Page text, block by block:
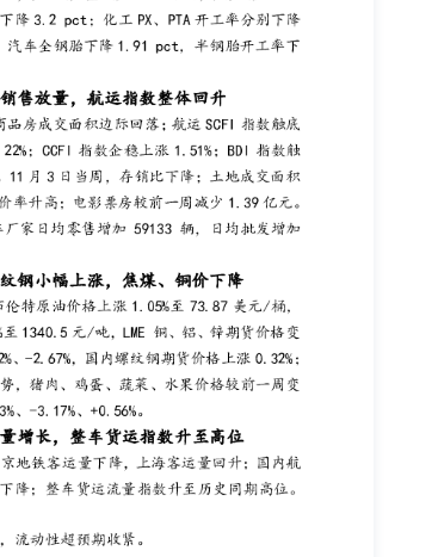
3：螺纹钢产量持续下降 图表4：半钢胎开工率高位稳中有
面积边际回落，存销比下降；土地成交面积增加，住宅
平方米，较前一周减少126.8万平方米。11月3日当周，10
市供应土地占地面积为3553.73万平方米，较前一周增加
升高0.42。 电影票房：较前一周减少1.39亿元。11月3日
表5：11.10当周商品房成交面积边际回落 图表6：11.03当
价率升高 图表8：11.03当周电影票房环比减少1.39亿元
辆。10月31日当周，全国乘用车厂家日均零售销量137413
较前一周增加102954辆。 图表9：10.31当周乘用车日均零
辆 航运指数：SCFI指数触底后连升三周，周上涨1.22%；
。11月8日当周，上海出口集装箱运价指数（SCFI）录得
录得1388.22点，较前一周升高20.68点。11月8日，波罗的
。 图表11：SCFI连涨三周，CCFI企稳回升 图表12：
源：布伦特原油价格上涨1.05%至73.87美元/桶。11月8
上涨0.77美元/桶，周变动幅度为1.05%。 焦煤：期货价格
1340.5元/吨，较前一周下降4元/吨，周变动幅度
、-2.67%，国内螺纹钢期货价格上涨0.32%。11月8日，
/吨，周变动幅度为-1.11%；LME铝期货（活跃合约）收
LME锌期货（活跃合约）收盘价为2984美元/吨，较前一周
结算价为3411元/吨，较前一周上涨11元/吨，周变动幅度为
钢价格上涨，焦煤下降 农产品：价格延续回落趋势，农产
变动分别为-0.82%、-1.43%、-3.17%、+0.56%。 11月8